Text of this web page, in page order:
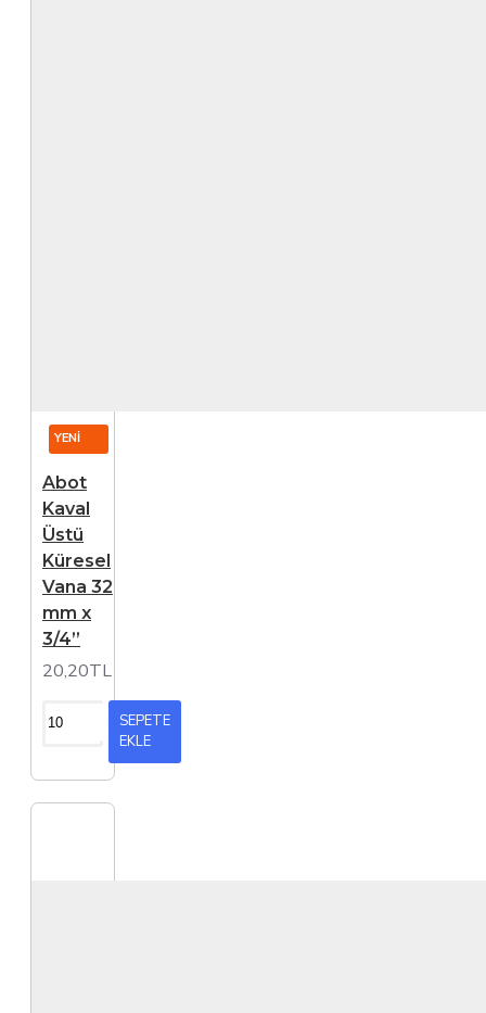
YENI
Abot
Kaval
Üstü
Küresel
Vana 32
mm x
3/4”
20,20TL
SEPETE
EKLE